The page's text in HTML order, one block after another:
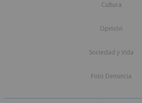
Cultura
Opinión
Sociedad y Vida
Foto Denuncia